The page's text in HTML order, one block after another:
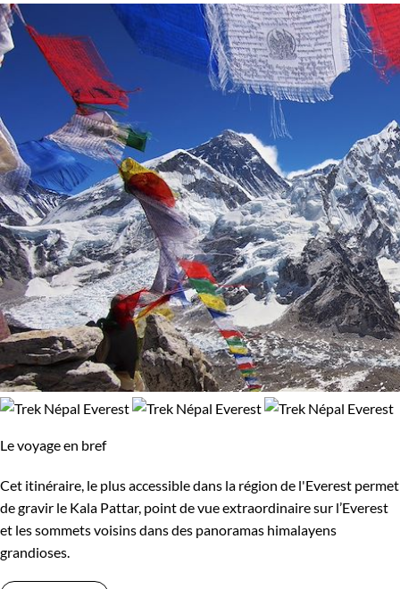
Le voyage en bref
Cet itinéraire, le plus accessible dans la région de l'Everest permet
de gravir le Kala Pattar, point de vue extraordinaire sur l’Everest
et les sommets voisins dans des panoramas himalayens
grandioses.